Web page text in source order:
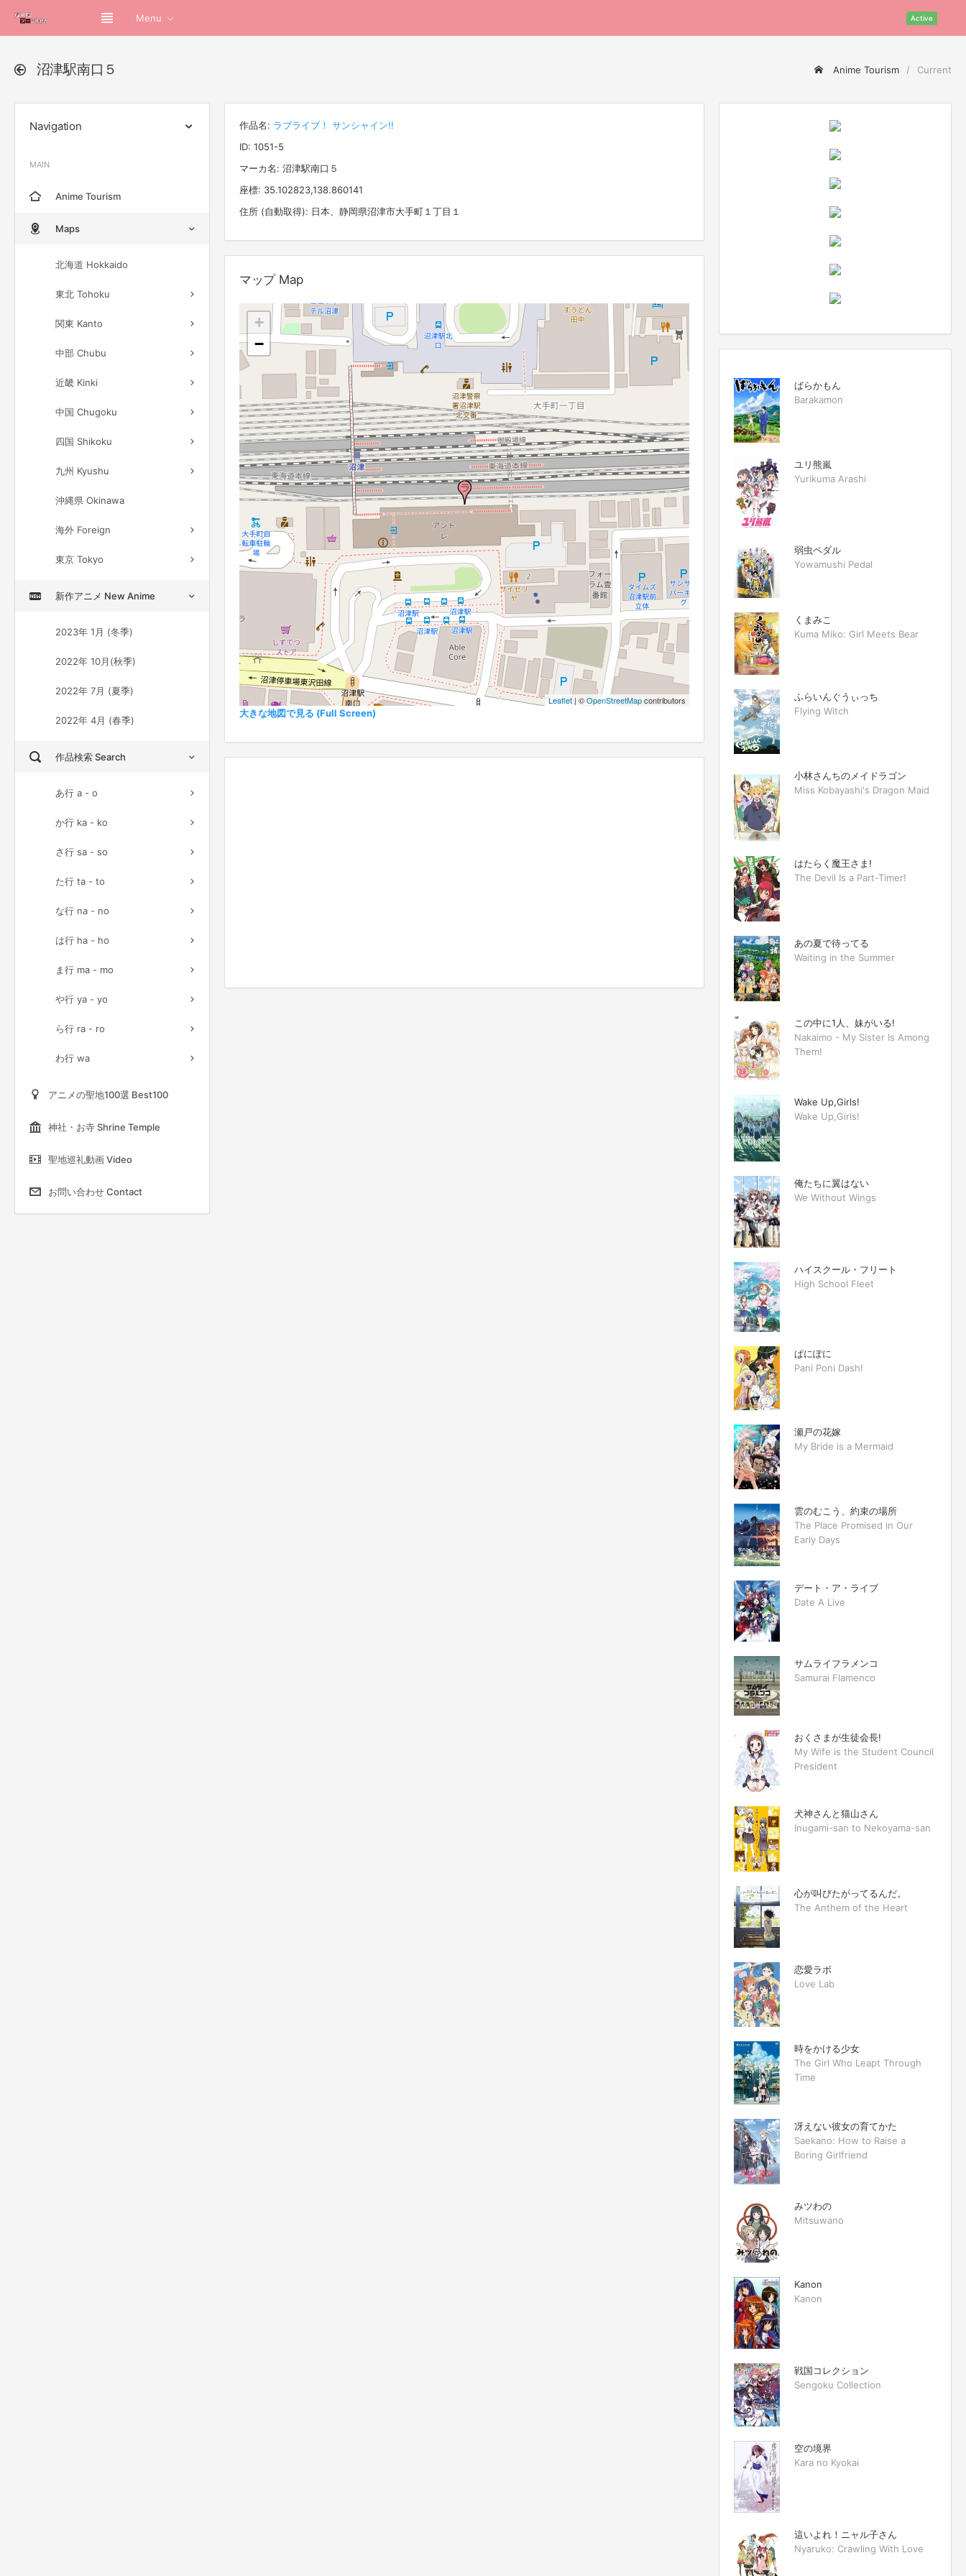
Menu Active
沼津駅南口５ Anime Tourism Current
Navigation
MAIN
Anime Tourism
Maps
北海道 Hokkaido
東北 Tohoku
関東 Kanto
中部 Chubu
近畿 Kinki
中国 Chugoku
四国 Shikoku
九州 Kyushu
沖縄県 Okinawa
海外 Foreign
東京 Tokyo
新作アニメ New Anime
2023年 1月 (冬季)
2022年 10月(秋季)
2022年 7月 (夏季)
2022年 4月 (春季)
作品検索 Search
あ行 a - o
か行 ka - ko
さ行 sa - so
た行 ta - to
な行 na - no
は行 ha - ho
ま行 ma - mo
や行 ya - yo
ら行 ra - ro
わ行 wa
アニメの聖地100選 Best100
神社・お寺 Shrine Temple
聖地巡礼動画 Video
お問い合わせ Contact
作品名: ラブライブ！ サンシャイン!!
ID: 1051-5
マーカ名: 沼津駅南口５
座標: 35.102823,138.860141
住所 (自動取得): 日本、静岡県沼津市大手町１丁目１
マップ Map
+
−
Leaflet | ©OpenStreetMapcontributors
大きな地図で見る (Full Screen)
ばらかもん
Barakamon
ユリ熊嵐
Yurikuma Arashi
弱虫ペダル
Yowamushi Pedal
くまみこ
Kuma Miko: Girl Meets Bear
ふらいんぐうぃっち
Flying Witch
小林さんちのメイドラゴン
Miss Kobayashi's Dragon Maid
はたらく魔王さま!
The Devil Is a Part-Timer!
あの夏で待ってる
Waiting in the Summer
この中に1人、妹がいる!
Nakaimo - My Sister Is Among
Them!
Wake Up,Girls!
Wake Up,Girls!
俺たちに翼はない
We Without Wings
ハイスクール・フリート
High School Fleet
ぱにぽに
Pani Poni Dash!
瀬戸の花嫁
My Bride is a Mermaid
雲のむこう、約束の場所
The Place Promised in Our
Early Days
デート・ア・ライブ
Date A Live
サムライフラメンコ
Samurai Flamenco
おくさまが生徒会長!
My Wife is the Student Council
President
犬神さんと猫山さん
Inugami-san to Nekoyama-san
心が叫びたがってるんだ。
The Anthem of the Heart
恋愛ラボ
Love Lab
時をかける少女
The Girl Who Leapt Through
Time
冴えない彼女の育てかた
Saekano: How to Raise a
Boring Girlfriend
みツわの
Mitsuwano
Kanon
Kanon
戦国コレクション
Sengoku Collection
空の境界
Kara no Kyokai
這いよれ！ニャル子さん
Nyaruko: Crawling With Love